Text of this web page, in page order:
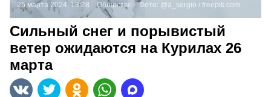
25 марта 2024, 13:28 Общество Фото: @a_sergio / freepik.com
Сильный снег и порывистый
ветер ожидаются на Курилах 26
марта